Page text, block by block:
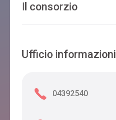
Il consorzio
Ufficio informazioni
04392540